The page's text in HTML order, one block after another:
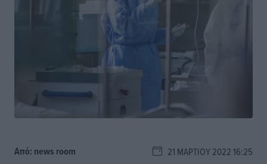
Από: news room 21 ΜΑΡΤΊΟΥ 2022 16:25